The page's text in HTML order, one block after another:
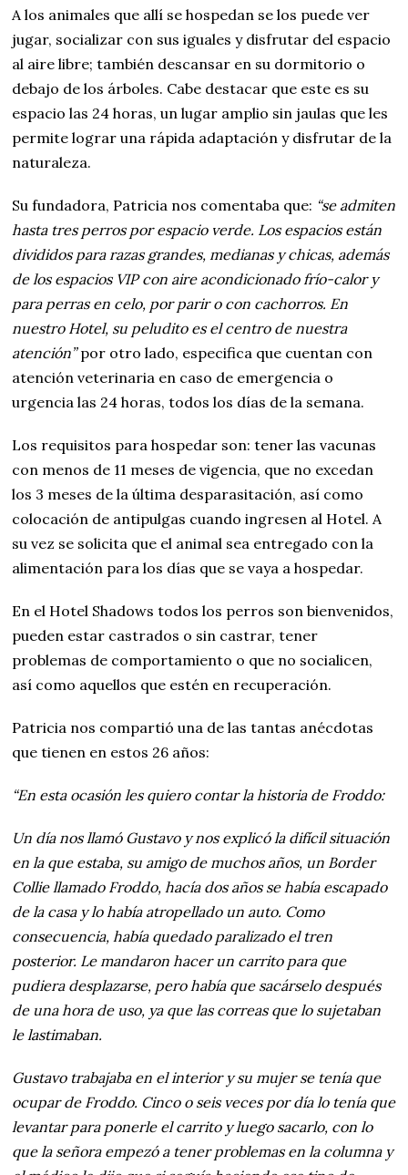
A los animales que allí se hospedan se los puede ver
jugar, socializar con sus iguales y disfrutar del espacio
al aire libre; también descansar en su dormitorio o
debajo de los árboles. Cabe destacar que este es su
espacio las 24 horas, un lugar amplio sin jaulas que les
permite lograr una rápida adaptación y disfrutar de la
naturaleza.
Su fundadora, Patricia nos comentaba que: “se admiten
hasta tres perros por espacio verde. Los espacios están
divididos para razas grandes, medianas y chicas, además
de los espacios VIP con aire acondicionado frío-calor y
para perras en celo, por parir o con cachorros. En
nuestro Hotel, su peludito es el centro de nuestra
atención”por otro lado, especifica que cuentan con
atención veterinaria en caso de emergencia o
urgencia las 24 horas, todos los días de la semana.
Los requisitos para hospedar son: tener las vacunas
con menos de 11 meses de vigencia, que no excedan
los 3 meses de la última desparasitación, así como
colocación de antipulgas cuando ingresen al Hotel. A
su vez se solicita que el animal sea entregado con la
alimentación para los días que se vaya a hospedar.
En el Hotel Shadows todos los perros son bienvenidos,
pueden estar castrados o sin castrar, tener
problemas de comportamiento o que no socialicen,
así como aquellos que estén en recuperación.
Patricia nos compartió una de las tantas anécdotas
que tienen en estos 26 años:
“En esta ocasión les quiero contar la historia de Froddo:
Un día nos llamó Gustavo y nos explicó la difícil situación
en la que estaba, su amigo de muchos años, un Border
Collie llamado Froddo, hacía dos años se había escapado
de la casa y lo había atropellado un auto. Como
consecuencia, había quedado paralizado el tren
posterior. Le mandaron hacer un carrito para que
pudiera desplazarse, pero había que sacárselo después
de una hora de uso, ya que las correas que lo sujetaban
le lastimaban.
Gustavo trabajaba en el interior y su mujer se tenía que
ocupar de Froddo. Cinco o seis veces por día lo tenía que
levantar para ponerle el carrito y luego sacarlo, con lo
que la señora empezó a tener problemas en la columna y